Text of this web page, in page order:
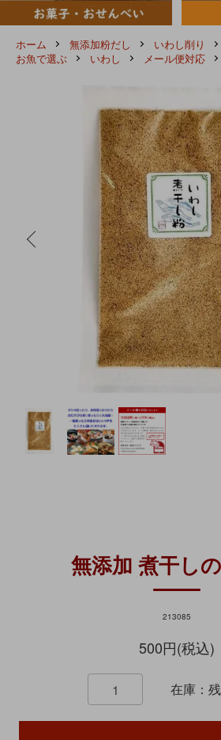
ホーム 無添加粉だし いわし削り
お魚で選ぶ
いわし メール便対応
無添加 煮干し
213085
500円(税込)
在庫：